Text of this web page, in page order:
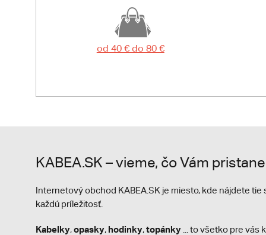
od 40 € do 80 €
KABEA.SK – vieme, čo Vám pristane
Internetový obchod KABEA.SK je miesto, kde nájdete
každú príležitosť.
Kabelky,opasky, hodinky,topánky ... to všetko pre vás